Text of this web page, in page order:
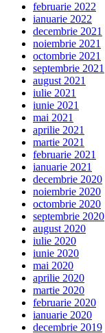
februarie 2022
ianuarie 2022
decembrie 2021
noiembrie 2021
octombrie 2021
septembrie 2021
august 2021
iulie 2021
iunie 2021
mai 2021
aprilie 2021
martie 2021
februarie 2021
ianuarie 2021
decembrie 2020
noiembrie 2020
octombrie 2020
septembrie 2020
august 2020
iulie 2020
iunie 2020
mai 2020
aprilie 2020
martie 2020
februarie 2020
ianuarie 2020
decembrie 2019